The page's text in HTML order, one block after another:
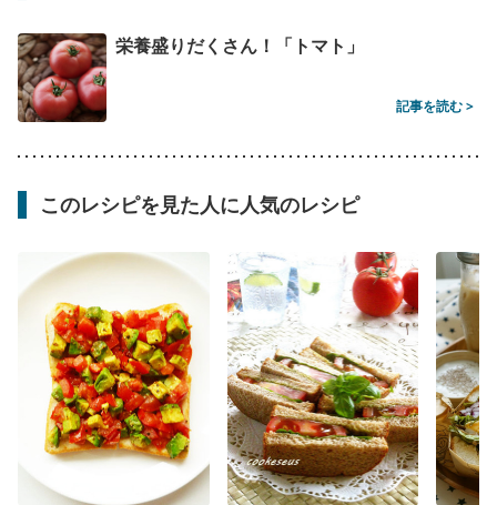
栄養盛りだくさん！「トマト」
記事を読む >
このレシピを見た人に人気のレシピ